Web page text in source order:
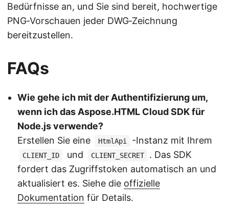
Bedürfnisse an, und Sie sind bereit, hochwertige
PNG‑Vorschauen jeder DWG‑Zeichnung
bereitzustellen.
FAQs
Wie gehe ich mit der Authentifizierung um,
wenn ich das Aspose.HTML Cloud SDK für
Node.js verwende?
Erstellen Sie eine
HtmlApi -Instanz mit Ihrem
CLIENT_ID und CLIENT_SECRET
. Das SDK
fordert das Zugriffstoken automatisch an und
aktualisiert es. Siehe die offizielle
Dokumentation für Details.